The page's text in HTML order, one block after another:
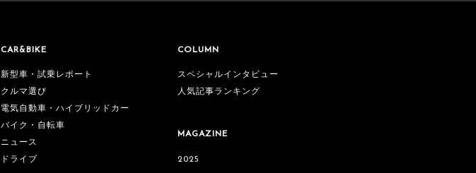
CAR&BIKE
新型車・試乗レポート
クルマ選び
電気自動車・ハイブリッドカー
バイク・自転車
ニュース
ドライブ
COLUMN
スペシャルインタビュー
人気記事ランキング
MAGAZINE
2025